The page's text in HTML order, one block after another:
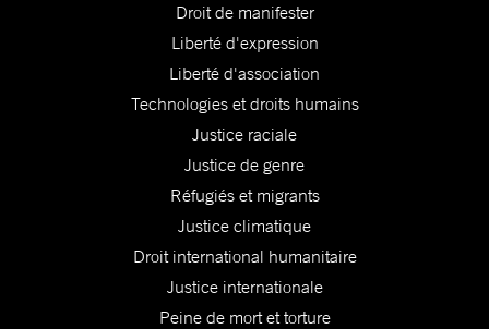
Droit de manifester
Liberté d'expression
Liberté d'association
Technologies et droits humains
Justice raciale
Justice de genre
Réfugiés et migrants
Justice climatique
Droit international humanitaire
Justice internationale
Peine de mort et torture